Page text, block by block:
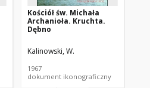
Kościół św. Michała
Archanioła. Kruchta.
Dębno
Kalinowski, W.
1967
dokument ikonograficzny